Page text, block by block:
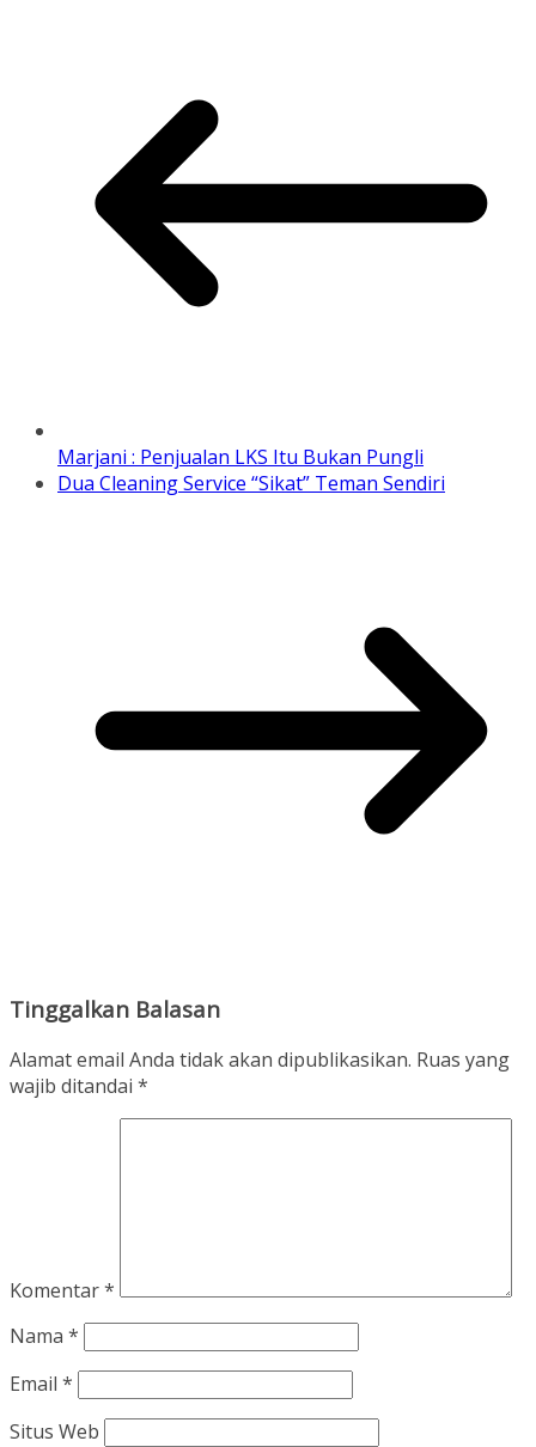
Marjani : Penjualan LKS Itu Bukan Pungli
Dua Cleaning Service “Sikat” Teman Sendiri
Tinggalkan Balasan
Alamat email Anda tidak akan dipublikasikan. Ruas yang
wajib ditandai *
Komentar*
Nama *
Email *
Situs Web